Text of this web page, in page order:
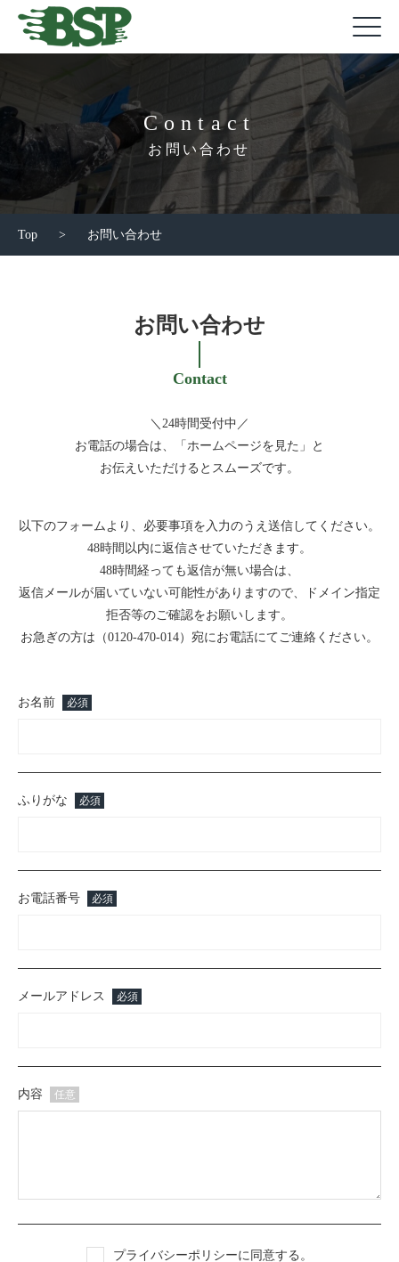
Contact
お問い合わせ
Top > お問い合わせ
お問い合わせ
Contact
＼24時間受付中／
お電話の場合は、「ホームページを見た」と
お伝えいただけるとスムーズです。
以下のフォームより、必要事項を入力のうえ送信してください。
48時間以内に返信させていただきます。
48時間経っても返信が無い場合は、
返信メールが届いていない可能性がありますので、ドメイン指定
拒否等のご確認をお願いします。
お急ぎの方は（0120-470-014）宛にお電話にてご連絡ください。
お名前 必須
ふりがな 必須
お電話番号 必須
メールアドレス 必須
内容 任意
プライバシーポリシーに同意する。